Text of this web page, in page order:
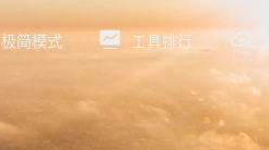
极简模式 工具排行